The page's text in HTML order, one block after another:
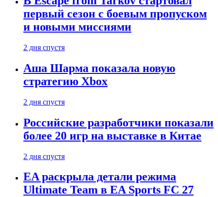
первый сезон с боевым пропуском
и новыми миссиями
2 дня спустя
Аша Шарма показала новую
стратегию Xbox
2 дня спустя
Российские разработчики показали
более 20 игр на выставке в Китае
2 дня спустя
EA раскрыла детали режима
Ultimate Team в EA Sports FC 27